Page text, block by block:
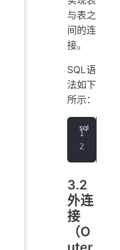
与表之
间的连
接。
SQL语
法如下
所示：
3.2
外连
接
（O